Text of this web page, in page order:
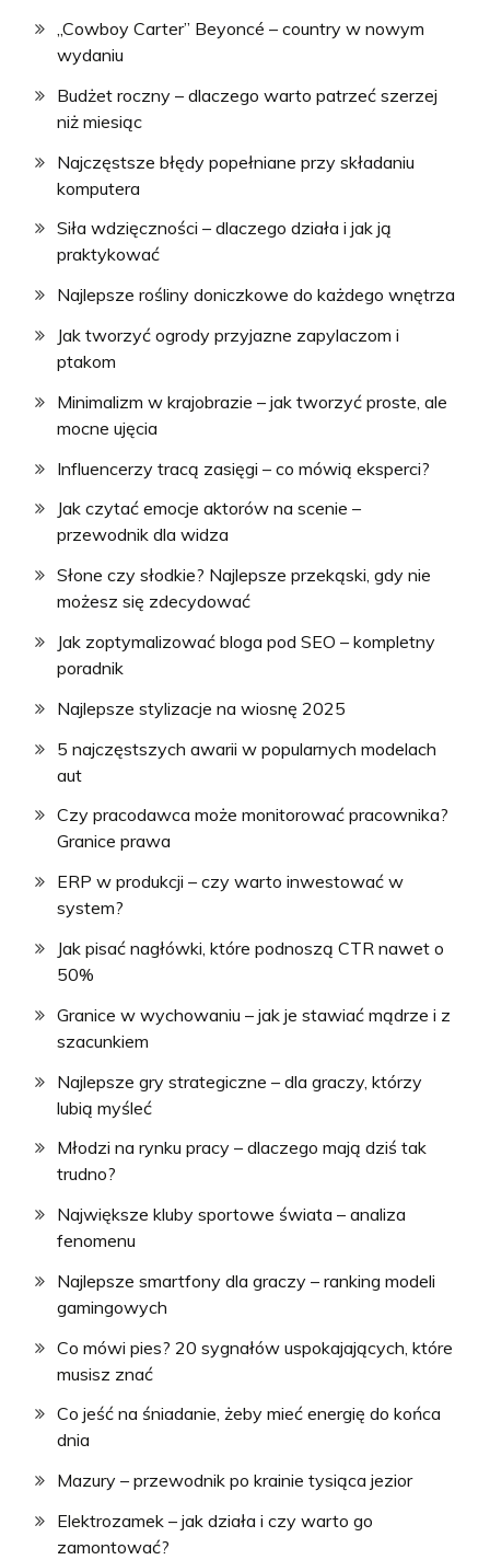
„Cowboy Carter” Beyoncé – country w nowym
wydaniu
Budżet roczny – dlaczego warto patrzeć szerzej
niż miesiąc
Najczęstsze błędy popełniane przy składaniu
komputera
Siła wdzięczności – dlaczego działa i jak ją
praktykować
Najlepsze rośliny doniczkowe do każdego wnętrza
Jak tworzyć ogrody przyjazne zapylaczom i
ptakom
Minimalizm w krajobrazie – jak tworzyć proste, ale
mocne ujęcia
Influencerzy tracą zasięgi – co mówią eksperci?
Jak czytać emocje aktorów na scenie –
przewodnik dla widza
Słone czy słodkie? Najlepsze przekąski, gdy nie
możesz się zdecydować
Jak zoptymalizować bloga pod SEO – kompletny
poradnik
Najlepsze stylizacje na wiosnę 2025
5 najczęstszych awarii w popularnych modelach
aut
Czy pracodawca może monitorować pracownika?
Granice prawa
ERP w produkcji – czy warto inwestować w
system?
Jak pisać nagłówki, które podnoszą CTR nawet o
50%
Granice w wychowaniu – jak je stawiać mądrze i z
szacunkiem
Najlepsze gry strategiczne – dla graczy, którzy
lubią myśleć
Młodzi na rynku pracy – dlaczego mają dziś tak
trudno?
Największe kluby sportowe świata – analiza
fenomenu
Najlepsze smartfony dla graczy – ranking modeli
gamingowych
Co mówi pies? 20 sygnałów uspokajających, które
musisz znać
Co jeść na śniadanie, żeby mieć energię do końca
dnia
Mazury – przewodnik po krainie tysiąca jezior
Elektrozamek – jak działa i czy warto go
zamontować?